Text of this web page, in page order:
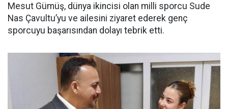
Mesut Gümüş, dünya ikincisi olan milli sporcu Sude
Nas Çavultu’yu ve ailesini ziyaret ederek genç
sporcuyu başarısından dolayı tebrik etti.